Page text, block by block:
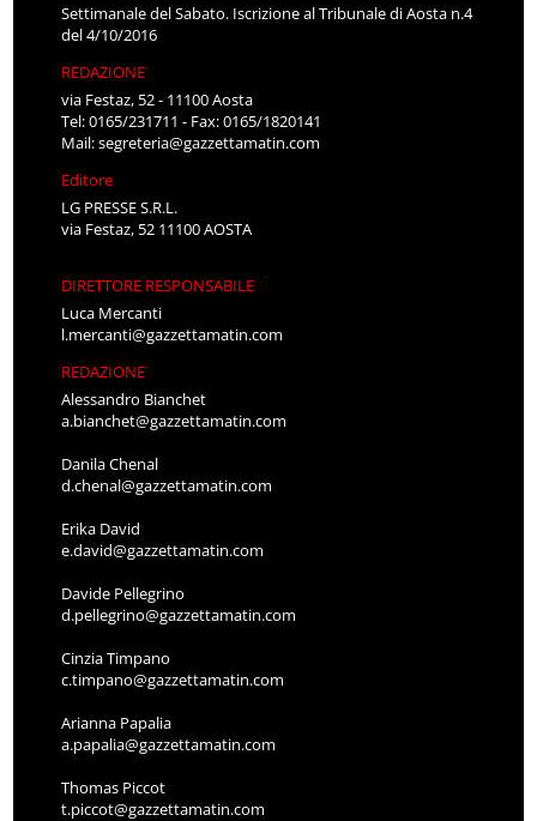
Settimanale del Sabato. Iscrizione al Tribunale di Aosta n.4
del 4/10/2016
REDAZIONE
via Festaz, 52 - 11100 Aosta
Tel: 0165/231711 - Fax: 0165/1820141
Mail:segreteria@gazzettamatin.com
Editore
LG PRESSE S.R.L.
via Festaz, 52 11100 AOSTA
DIRETTORE RESPONSABILE
Luca Mercanti
l.mercanti@gazzettamatin.com
REDAZIONE
Alessandro Bianchet
a.bianchet@gazzettamatin.com
Danila Chenal
d.chenal@gazzettamatin.com
Erika David
e.david@gazzettamatin.com
Davide Pellegrino
d.pellegrino@gazzettamatin.com
Cinzia Timpano
c.timpano@gazzettamatin.com
Arianna Papalia
a.papalia@gazzettamatin.com
Thomas Piccot
t.piccot@gazzettamatin.com